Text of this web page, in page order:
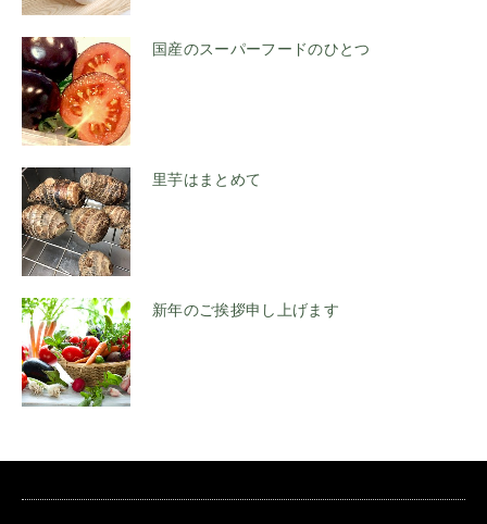
国産のスーパーフードのひとつ
里芋はまとめて
新年のご挨拶申し上げます